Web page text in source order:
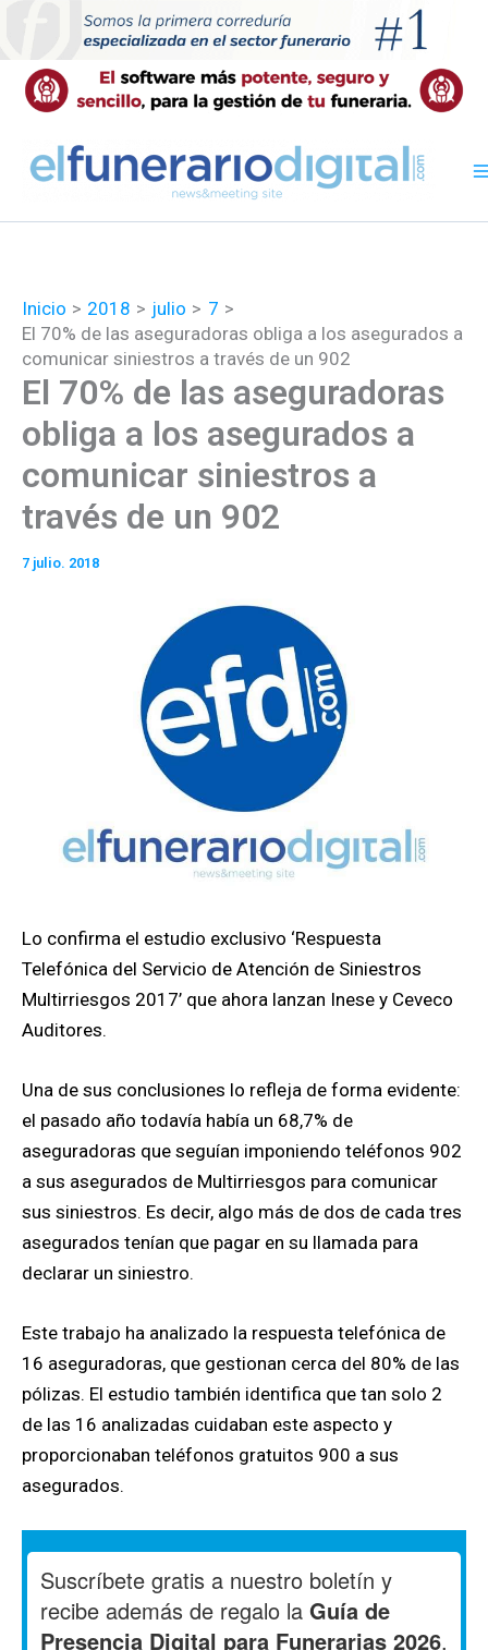
contenido
Inicio 2018 julio
7
El 70% de las aseguradoras obliga a los asegurados a
comunicar siniestros a través de un 902
El 70% de las aseguradoras
obliga a los asegurados a
comunicar siniestros a
través de un 902
7 julio. 2018
Lo confirma el estudio exclusivo ‘Respuesta
Telefónica del Servicio de Atención de Siniestros
Multirriesgos 2017’ que ahora lanzan Inese y Ceveco
Auditores.
Una de sus conclusiones lo refleja de forma evidente:
el pasado año todavía había un 68,7% de
aseguradoras que seguían imponiendo teléfonos 902
a sus asegurados de Multirriesgos para comunicar
sus siniestros. Es decir, algo más de dos de cada tres
asegurados tenían que pagar en su llamada para
declarar un siniestro.
Este trabajo ha analizado la respuesta telefónica de
16 aseguradoras, que gestionan cerca del 80% de las
pólizas. El estudio también identifica que tan solo 2
de las 16 analizadas cuidaban este aspecto y
proporcionaban teléfonos gratuitos 900 a sus
asegurados.